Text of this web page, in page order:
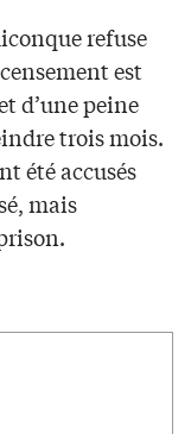
refuse
est
d’une peine
trois mois.
été accusés
mais